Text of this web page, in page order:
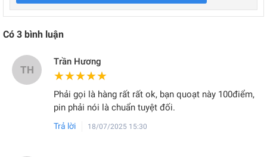
Có 3 bình luận
TH
Trần Hương
★★★★★
★★★★★
Phải gọi là hàng rất rất ok, bạn quoạt này 100điểm,
pin phải nói là chuẩn tuyệt đối.
Trả lời 18/07/2025 15:30